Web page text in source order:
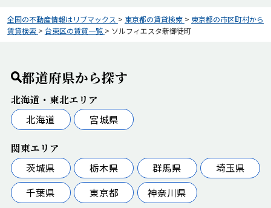
全国の不動産情報はリブマックス > 東京都の賃貸検索 > 東京都の市区町村から
賃貸検索 > 台東区の賃貸一覧 > ソルフィエスタ新御徒町
都道府県から探す
北海道・東北エリア
北海道
宮城県
関東エリア
茨城県
栃木県 群馬県
埼玉県
千葉県
東京都 神奈川県